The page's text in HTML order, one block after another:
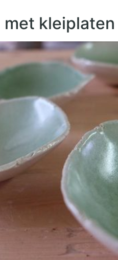
met kleiplaten